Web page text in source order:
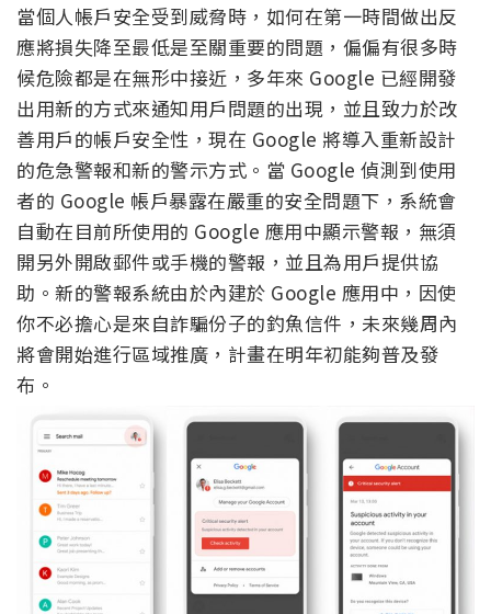
當個人帳戶安全受到威脅時，如何在第一時間做出反
應將損失降至最低是至關重要的問題，偏偏有很多時
候危險都是在無形中接近，多年來 Google 已經開發
出用新的方式來通知用戶問題的出現，並且致力於改
善用戶的帳戶安全性，現在 Google 將導入重新設計
的危急警報和新的警示方式。當 Google 偵測到使用
者的 Google 帳戶暴露在嚴重的安全問題下，系統會
自動在目前所使用的 Google 應用中顯示警報，無須
開另外開啟郵件或手機的警報，並且為用戶提供協
助。新的警報系統由於內建於 Google 應用中，因使
你不必擔心是來自詐騙份子的釣魚信件，未來幾周內
將會開始進行區域推廣，計畫在明年初能夠普及發
布。